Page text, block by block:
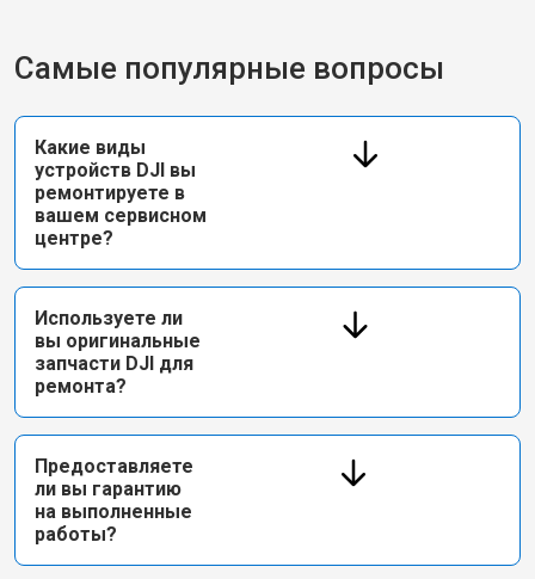
Самые популярные вопросы
Какие виды
устройств DJI вы
ремонтируете в
вашем сервисном
центре?
Используете ли
вы оригинальные
запчасти DJI для
ремонта?
Предоставляете
ли вы гарантию
на выполненные
работы?